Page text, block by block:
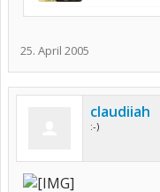
25. April 2005
claudiiah
:-)